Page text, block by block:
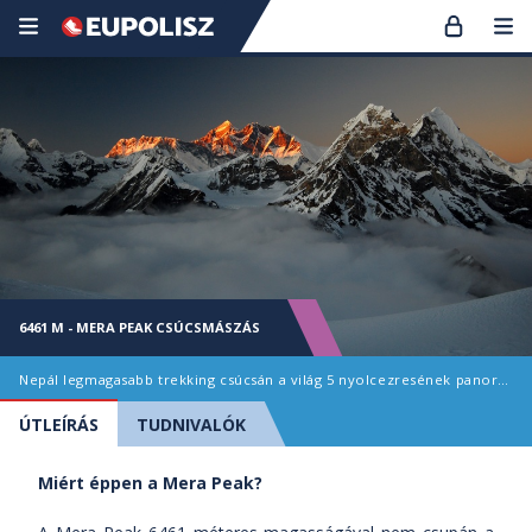
6461 M - MERA PEAK CSÚCSMÁSZÁS
Nepál legmagasabb trekking csúcsán a világ 5 nyolcezresének panorámájával
ÚTLEÍRÁS TUDNIVALÓK
Miért éppen a Mera Peak?